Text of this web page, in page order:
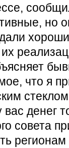
но
их
что я
денег
совета